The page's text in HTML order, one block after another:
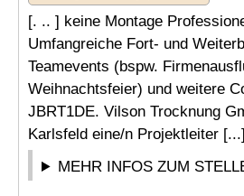
[. .. ] keine Montage
Umfangreiche Fort- und
Teamevents (bspw.
Weihnachtsfeier) und weitere
JBRT1DE. Vilson Trocknung
Karlsfeld eine/n Projektleiter [...]
MEHR INFOS ZUM